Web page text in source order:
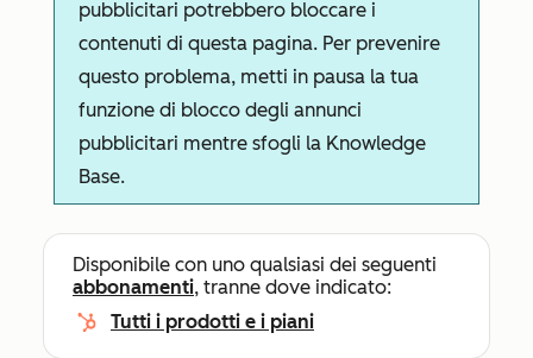
pubblicitari potrebbero bloccare i
contenuti di questa pagina. Per prevenire
questo problema, metti in pausa la tua
funzione di blocco degli annunci
pubblicitari mentre sfogli la Knowledge
Base.
Disponibile con uno qualsiasi dei seguenti
abbonamenti, tranne dove indicato:
Tutti i prodotti e i piani